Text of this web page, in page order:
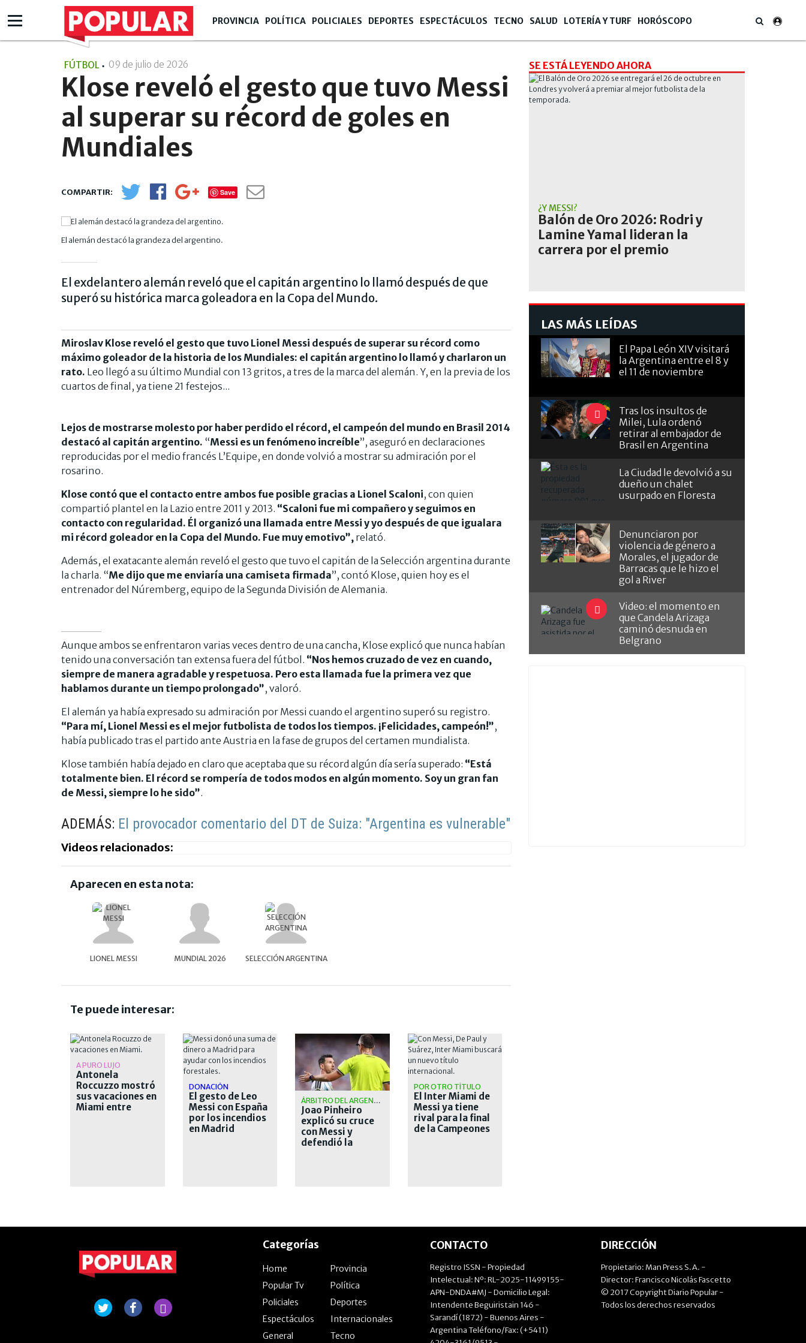
PROVINCIA POLÍTICA POLICIALES DEPORTES ESPECTÁCULOS TECNO SALUD LOTERÍA Y TURF HORÓSCOPO
FÚTBOL 09 de julio de 2026
Klose reveló el gesto que tuvo Messi
al superar su récord de goles en
Mundiales
Save
El alemán destacó la grandeza del argentino.
El exdelantero alemán reveló que el capitán argentino lo llamó después de que
superó su histórica marca goleadora en la Copa del Mundo.
Miroslav Klose reveló el gesto que tuvo Lionel Messi después de superar su récord como
máximo goleador de la historia de los Mundiales: el capitán argentino lo llamó y charlaron un
rato. Leo llegó a su último Mundial con 13 gritos, a tres de la marca del alemán. Y, en la previa de los
cuartos de final, ya tiene 21 festejos...
Lejos de mostrarse molesto por haber perdido el récord, el campeón del mundo en Brasil 2014
destacó al capitán argentino. “Messi es un fenómeno increíble”, aseguró en declaraciones
reproducidas por el medio francés L’Equipe, en donde volvió a mostrar su admiración por el
rosarino.
Klose contó que el contacto entre ambos fue posible gracias a Lionel Scaloni, con quien
compartió plantel en la Lazio entre 2011 y 2013. “Scaloni fue mi compañero y seguimos en
contacto con regularidad. Él organizó una llamada entre Messi y yo después de que igualara
mi récord goleador en la Copa del Mundo. Fue muy emotivo”, relató.
Además, el exatacante alemán reveló el gesto que tuvo el capitán de la Selección argentina durante
la charla. “Me dijo que me enviaría una camiseta firmada”, contó Klose, quien hoy es el
entrenador del Núremberg, equipo de la Segunda División de Alemania.
Aunque ambos se enfrentaron varias veces dentro de una cancha, Klose explicó que nunca habían
tenido una conversación tan extensa fuera del fútbol. “Nos hemos cruzado de vez en cuando,
siempre de manera agradable y respetuosa. Pero esta llamada fue la primera vez que
hablamos durante un tiempo prolongado”, valoró.
El alemán ya había expresado su admiración por Messi cuando el argentino superó su registro.
“Para mí, Lionel Messi es el mejor futbolista de todos los tiempos. ¡Felicidades, campeón!”,
había publicado tras el partido ante Austria en la fase de grupos del certamen mundialista.
Klose también había dejado en claro que aceptaba que su récord algún día sería superado: “Está
totalmente bien. El récord se rompería de todos modos en algún momento. Soy un gran fan
de Messi, siempre lo he sido”.
ADEMÁS: El provocador comentario del DT de Suiza: "Argentina es vulnerable"
Videos relacionados:
Aparecen en esta nota:
LIONEL MESSI MUNDIAL 2026 SELECCIÓN ARGENTINA
Te puede interesar:
A PURO LUJO
Antonela
Roccuzzo mostró
sus vacaciones en
Miami entre
DONACIÓN
El gesto de Leo
Messi con España
por los incendios
en Madrid
ÁRBITRO DEL ARGENTINA VS. SUIZA
Joao Pinheiro
explicó su cruce
con Messi y
defendió la
POR OTRO TÍTULO
El Inter Miami de
Messi ya tiene
rival para la final
de la Campeones
SE ESTÁ LEYENDO AHORA
¿Y MESSI?
Balón de Oro 2026: Rodri y
Lamine Yamal lideran la
carrera por el premio
LAS MÁS LEÍDAS
El Papa León XIV visitará
la Argentina entre el 8 y
el 11 de noviembre
Tras los insultos de
Milei, Lula ordenó
retirar al embajador de
Brasil en Argentina
La Ciudad le devolvió a su
dueño un chalet
usurpado en Floresta
Denunciaron por
violencia de género a
Morales, el jugador de
Barracas que le hizo el
gol a River
Video: el momento en
que Candela Arizaga
caminó desnuda en
Belgrano
Categorías
Home
Provincia
Popular Tv
Política
Policiales
Deportes
Espectáculos
Internacionales
General
Tecno
CONTACTO
Registro ISSN - Propiedad
Intelectual: Nº: RL-2025-11499155-
APN-DNDA#MJ - Domicilio Legal:
Intendente Beguiristain 146 -
Sarandí (1872) - Buenos Aires -
Argentina Teléfono/Fax: (+5411)
DIRECCIÓN
Propietario: Man Press S.A. -
Director: Francisco Nicolás Fascetto
© 2017 Copyright Diario Popular -
Todos los derechos reservados